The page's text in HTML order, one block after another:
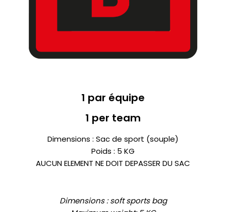
1 par équipe
1 per team
Dimensions : Sac de sport (souple)
Poids : 5 KG
AUCUN ELEMENT NE DOIT DEPASSER DU SAC
Dimensions :soft sports bag